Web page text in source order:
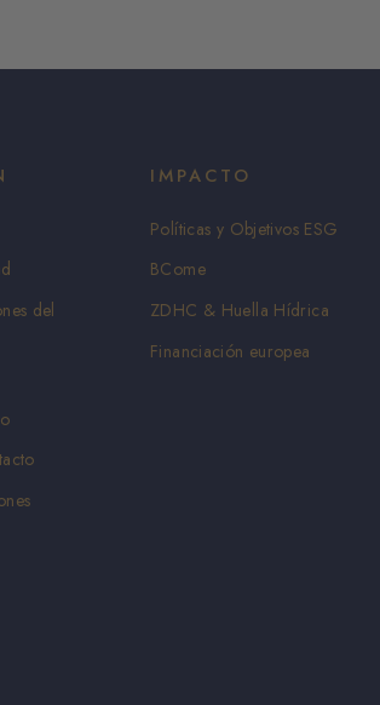
del
IMPACTO
Políticas y Objetivos ESG
BCome
ZDHC & Huella Hídrica
Financiación europea